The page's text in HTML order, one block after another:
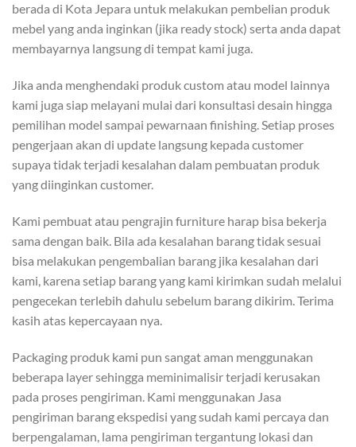
berada di Kota Jepara untuk melakukan pembelian produk
mebel yang anda inginkan (jika ready stock) serta anda dapat
membayarnya langsung di tempat kami juga.
Jika anda menghendaki produk custom atau model lainnya
kami juga siap melayani mulai dari konsultasi desain hingga
pemilihan model sampai pewarnaan finishing. Setiap proses
pengerjaan akan di update langsung kepada customer
supaya tidak terjadi kesalahan dalam pembuatan produk
yang diinginkan customer.
Kami pembuat atau pengrajin furniture harap bisa bekerja
sama dengan baik. Bila ada kesalahan barang tidak sesuai
bisa melakukan pengembalian barang jika kesalahan dari
kami, karena setiap barang yang kami kirimkan sudah melalui
pengecekan terlebih dahulu sebelum barang dikirim. Terima
kasih atas kepercayaan nya.
Packaging produk kami pun sangat aman menggunakan
beberapa layer sehingga meminimalisir terjadi kerusakan
pada proses pengiriman. Kami menggunakan Jasa
pengiriman barang ekspedisi yang sudah kami percaya dan
berpengalaman, lama pengiriman tergantung lokasi dan